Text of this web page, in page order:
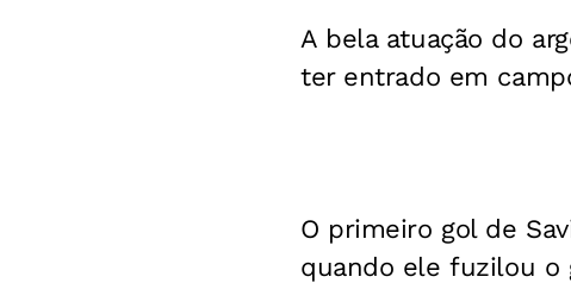
A bela atuação do
ter entrado em
O primeiro gol de
quando ele fuzilou o